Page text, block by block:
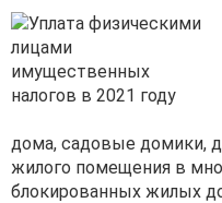
дома, садовые домики,
жилого помещения в
блокированных жилых